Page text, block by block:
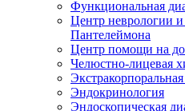
Функциональная
Центр неврологии
Пантелеймона
Центр помощи на
Челюстно-лицевая
Эндокринология
Эндоскопическая